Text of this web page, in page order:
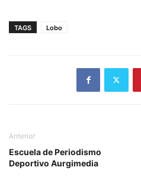
TAGS Lobo
Anterior
Escuela de Periodismo
Deportivo Aurgimedia